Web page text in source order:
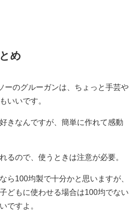
め
ーのグルーガンは、ちょっと手芸や
いいです。
きなんですが、簡単に作れて感動
るので、使うときは注意が必要。
ら100均製で十分かと思いますが、
どもに使わせる場合は100均でない
ですよ。